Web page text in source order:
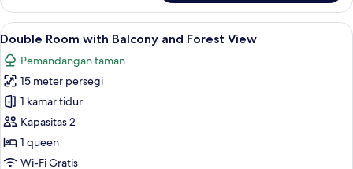
Double
Room
Lihat
semua
foto
untuk
Double
Room
with
Balcony
Busa memori, minibar, setrika/meja
11
Double Room with Balcony and Forest View
Pemandangan taman
15 meter persegi
1 kamar tidur
Kapasitas 2
1 queen
Wi-Fi Gratis